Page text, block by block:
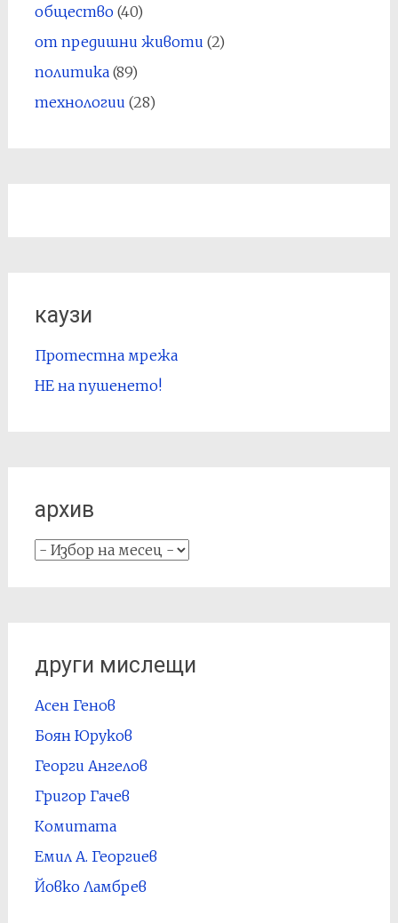
общество(40)
от предишни животи (2)
политика(89)
технологии (28)
каузи
Протестна мрежа
НЕ на пушенето!
архив
архив
други мислещи
Асен Генов
Боян Юруков
Георги Ангелов
Григор Гачев
Комитата
Емил А. Георгиев
Йовко Ламбрев